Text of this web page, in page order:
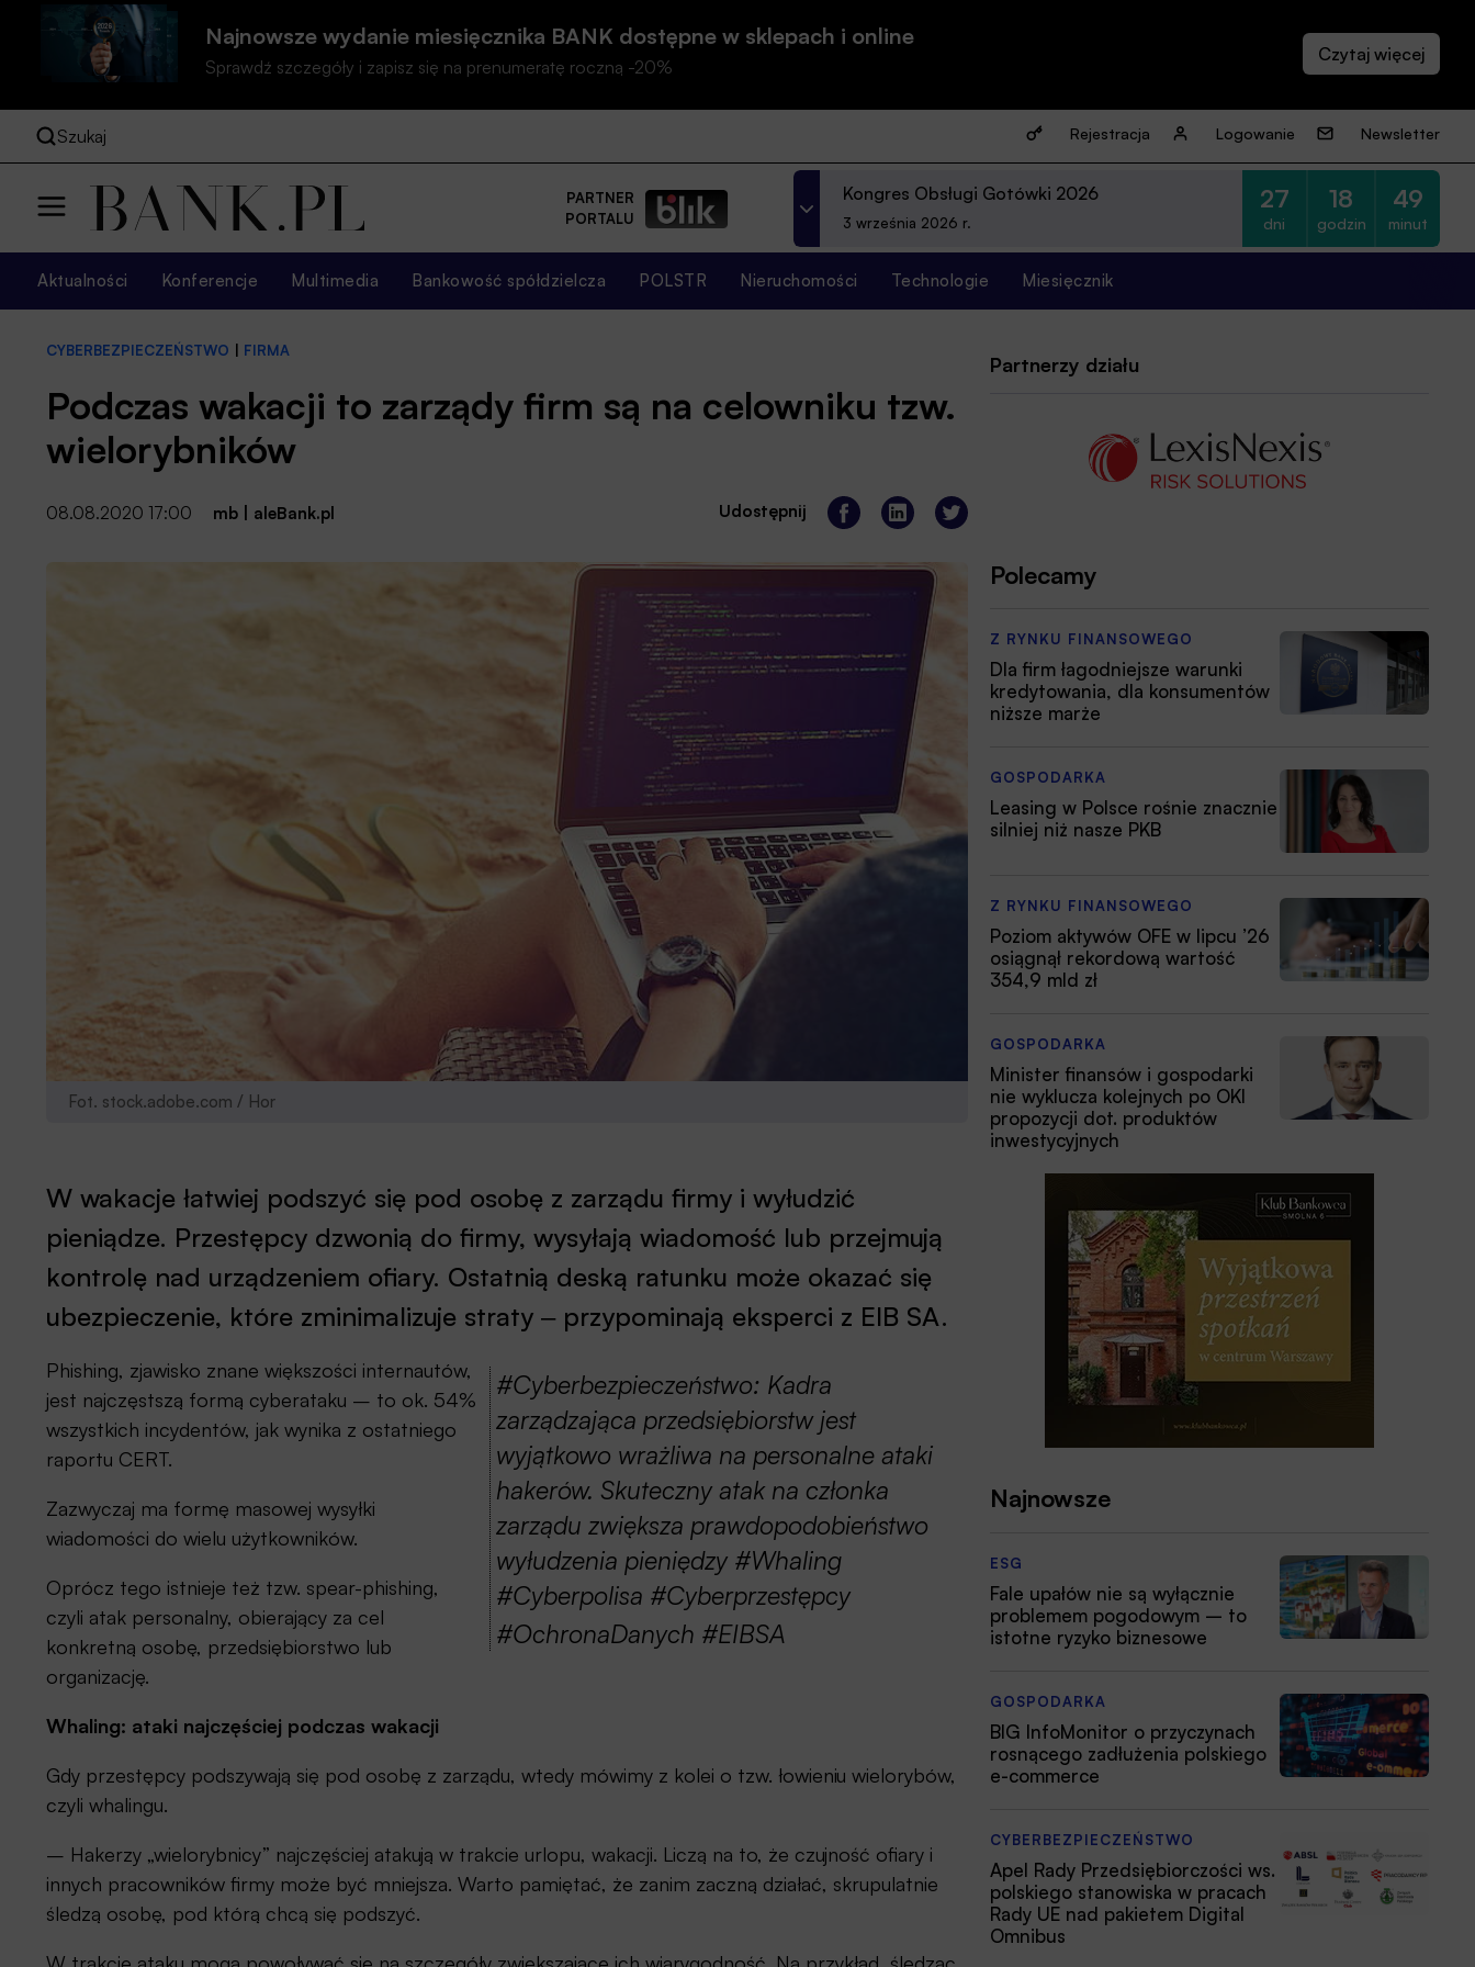
Najnowsze wydanie miesięcznika BANK dostępne w sklepach i online
Sprawdź szczegóły i zapisz się na prenumeratę roczną -20%
Szukaj Rejestracja Logowanie Newsletter
PARTNER
PORTALU
Kongres Obsługi Gotówki 2026
3 września 2026 r.
27
dni
18
godzin
49
minut
Aktualności Konferencje Multimedia Bankowość spółdzielcza POLSTR Nieruchomości Technologie Miesięcznik
CYBERBEZPIECZEŃSTWO | FIRMA
Podczas wakacji to zarządy firm są na celowniku tzw.
wielorybników
08.08.2020 17:00 mb aleBank.pl Udostępnij
Fot. stock.adobe.com / Hor
W wakacje łatwiej podszyć się pod osobę z zarządu firmy i wyłudzić
pieniądze. Przestępcy dzwonią do firmy, wysyłają wiadomość lub przejmują
kontrolę nad urządzeniem ofiary. Ostatnią deską ratunku może okazać się
ubezpieczenie, które zminimalizuje straty ‒ przypominają eksperci z EIB SA.
#Cyberbezpieczeństwo: Kadra
zarządzająca przedsiębiorstw jest
wyjątkowo wrażliwa na personalne ataki
hakerów. Skuteczny atak na członka
zarządu zwiększa prawdopodobieństwo
wyłudzenia pieniędzy #Whaling
#Cyberpolisa #Cyberprzestępcy
#OchronaDanych #EIBSA
Phishing, zjawisko znane większości internautów,
jest najczęstszą formą cyberataku – to ok. 54%
wszystkich incydentów, jak wynika z ostatniego
raportu CERT.
Zazwyczaj ma formę masowej wysyłki
wiadomości do wielu użytkowników.
Oprócz tego istnieje też tzw. spear-phishing,
czyli atak personalny, obierający za cel
konkretną osobę, przedsiębiorstwo lub
organizację.
Whaling: ataki najczęściej podczas wakacji
Gdy przestępcy podszywają się pod osobę z zarządu, wtedy mówimy z kolei o tzw. łowieniu wielorybów,
czyli whalingu.
– Hakerzy „wielorybnicy” najczęściej atakują w trakcie urlopu, wakacji. Liczą na to, że czujność ofiary i
innych pracowników firmy może być mniejsza. Warto pamiętać, że zanim zaczną działać, skrupulatnie
śledzą osobę, pod którą chcą się podszyć.
Partnerzy działu
Polecamy
Z RYNKU FINANSOWEGO
Dla firm łagodniejsze warunki
kredytowania, dla konsumentów
niższe marże
GOSPODARKA
Leasing w Polsce rośnie znacznie
silniej niż nasze PKB
Z RYNKU FINANSOWEGO
Poziom aktywów OFE w lipcu ’26
osiągnął rekordową wartość
354,9 mld zł
GOSPODARKA
Minister finansów i gospodarki
nie wyklucza kolejnych po OKI
propozycji dot. produktów
inwestycyjnych
Najnowsze
ESG
Fale upałów nie są wyłącznie
problemem pogodowym – to
istotne ryzyko biznesowe
GOSPODARKA
BIG InfoMonitor o przyczynach
rosnącego zadłużenia polskiego
e-commerce
CYBERBEZPIECZEŃSTWO
Apel Rady Przedsiębiorczości ws.
polskiego stanowiska w pracach
Rady UE nad pakietem Digital
Omnibus